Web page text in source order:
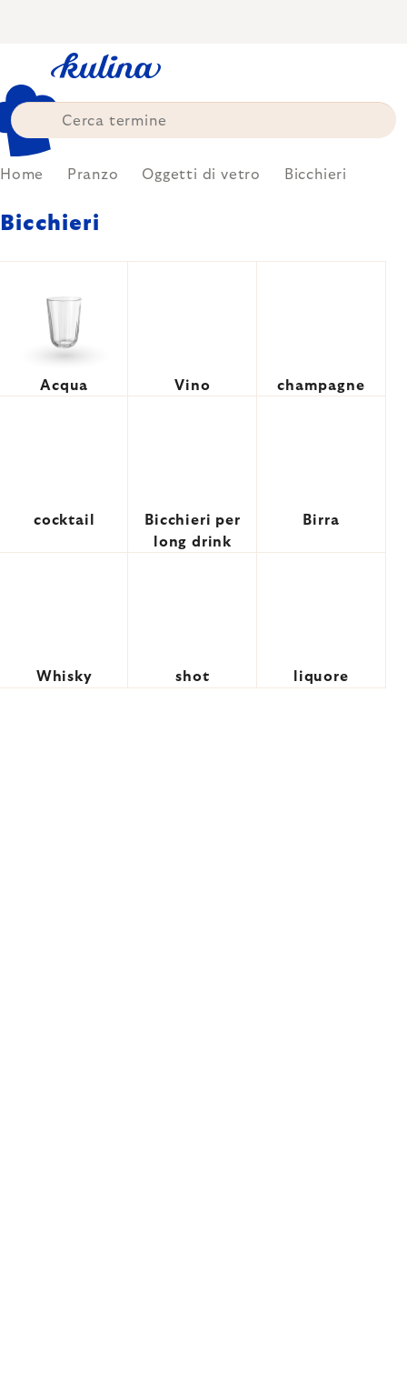
Home Pranzo Oggetti di vetro Bicchieri
Bicchieri
Acqua Vino champagne
cocktail
Bicchieri per
long drink
Birra
Whisky shot liquore